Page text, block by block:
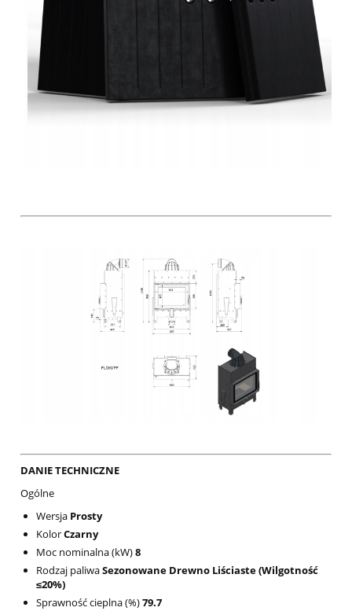
DANIE TECHNICZNE
Ogólne
Wersja Prosty
KolorCzarny
Moc nominalna (kW)8
Rodzaj paliwaSezonowane Drewno Liściaste (Wilgotność
≤20%)
Sprawność cieplna (%)79.7